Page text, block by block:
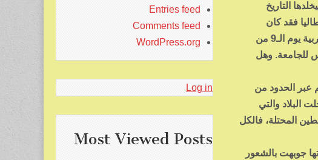
التاريخ
فقد كان
المسرح مفتوحاً للإخوان المسلمين الذين اعتدوا على وفد «معارضة الداخل» وهو يهم بدخول مبنى جامعة الدول العربية يوم الـ9 من
للجامعة. وهل
عبر الحدود من
التي دخلت البلاد والتي
المحتلة، فالكل
جوبهت بالشعور
Entries feed
Comments feed
WordPress.org
Log in
Most Viewed Posts